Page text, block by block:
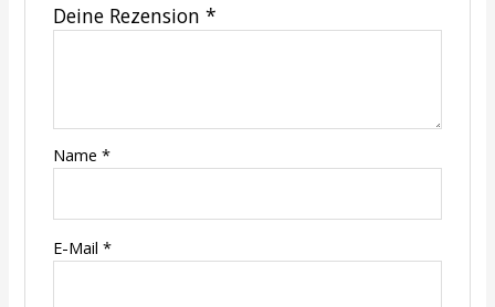
Deine Rezension *
Name *
E-Mail *